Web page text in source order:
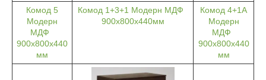
Комод 5
Модерн
МДФ
900х800х440
мм
Комод 1+3+1 Модерн МДФ
900х800х440мм
Комод 4+1А
Модерн
МДФ
900х800х440
мм